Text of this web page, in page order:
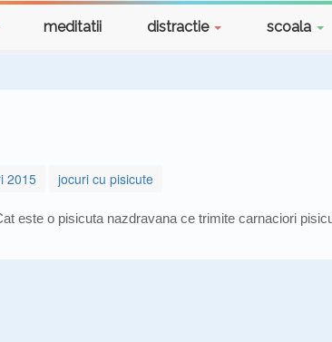
meditatii distractie scoala
2015 jocuri cu pisicute
este o pisicuta nazdravana ce trimite carnaciori